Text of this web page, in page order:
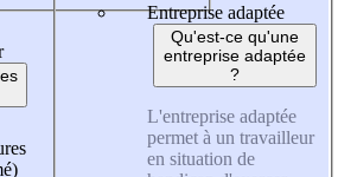
Entreprise adaptée
Qu'est-ce qu'une
entreprise adaptée
?
L'entreprise adaptée
permet à un travailleur
en situation de